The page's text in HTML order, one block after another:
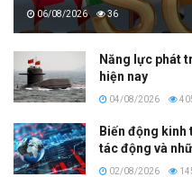
06/08/2026 36
Năng lực phát
hiện nay
04/08/2026
Biến động kinh
tác động và
02/08/2026